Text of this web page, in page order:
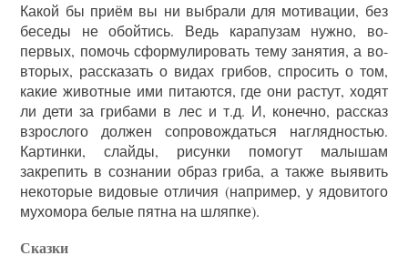
Какой бы приём вы ни выбрали для мотивации, без
беседы не обойтись. Ведь карапузам нужно, во-
первых, помочь сформулировать тему занятия, а во-
вторых, рассказать о видах грибов, спросить о том,
какие животные ими питаются, где они растут, ходят
ли дети за грибами в лес и т.д. И, конечно, рассказ
взрослого должен сопровождаться наглядностью.
Картинки, слайды, рисунки помогут малышам
закрепить в сознании образ гриба, а также выявить
некоторые видовые отличия (например, у ядовитого
мухомора белые пятна на шляпке).
Сказки